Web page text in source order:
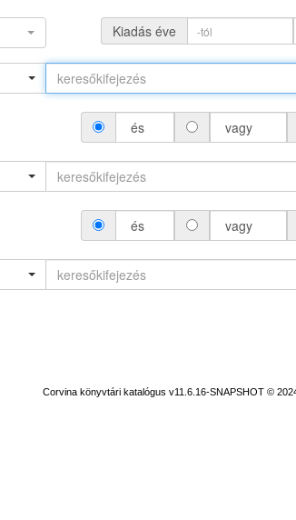
Kiadás éve
és vagy
és vagy
Corvina könyvtári katalógus v11.6.16-SNAPSHOT ©